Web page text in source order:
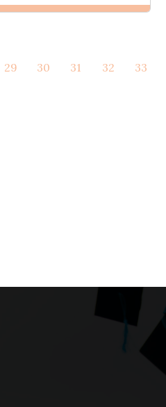
Tham vấn Interlink
29 30 31 32 33